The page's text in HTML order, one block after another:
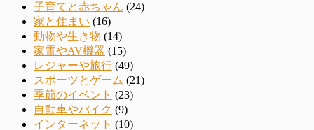
子育てと赤ちゃん (24)
家と住まい (16)
動物や生き物 (14)
家電やAV機器 (15)
レジャーや旅行 (49)
スポーツとゲーム (21)
季節のイベント (23)
自動車やバイク (9)
インターネット (10)